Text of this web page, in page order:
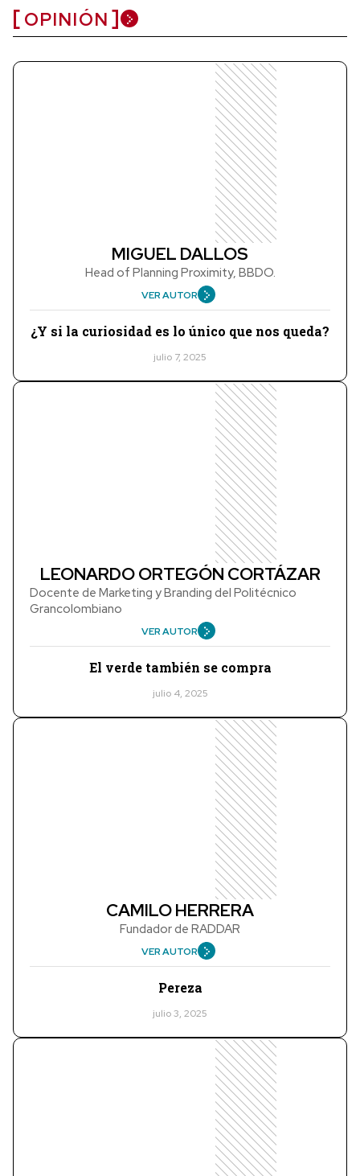
OPINIÓN
MIGUEL DALLOS
Head of Planning Proximity, BBDO.
VER AUTOR
¿Y si la curiosidad es lo único que nos queda?
julio 7, 2025
LEONARDO ORTEGÓN CORTÁZAR
Docente de Marketing y Branding del Politécnico
Grancolombiano
VER AUTOR
El verde también se compra
julio 4, 2025
CAMILO HERRERA
Fundador de RADDAR
VER AUTOR
Pereza
julio 3, 2025